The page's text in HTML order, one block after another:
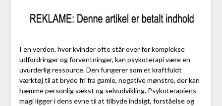
I en verden, hvor kvinder ofte står over for komplekse
udfordringer og forventninger, kan psykoterapi være en
uvurderlig ressource. Den fungerer som et kraftfuldt
værktøj til at bryde fri fra gamle, negative mønstre, der kan
hæmme personlig vækst og selvudvikling. Psykoterapiens
magi ligger i dens evne til at tilbyde indsigt, forståelse og